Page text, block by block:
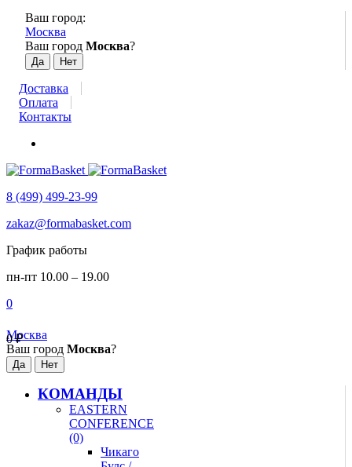
Ваш город:
Москва
Ваш город Москва?
Доставка
Оплата
Контакты
8 (499) 499-23-99
zakaz@formabasket.com
График работы
пн-пт 10.00 – 19.00
0
0₽
Москва
Ваш город Москва?
КОМАНДЫ
EASTERN
CONFERENCE
(0)
Чикаго